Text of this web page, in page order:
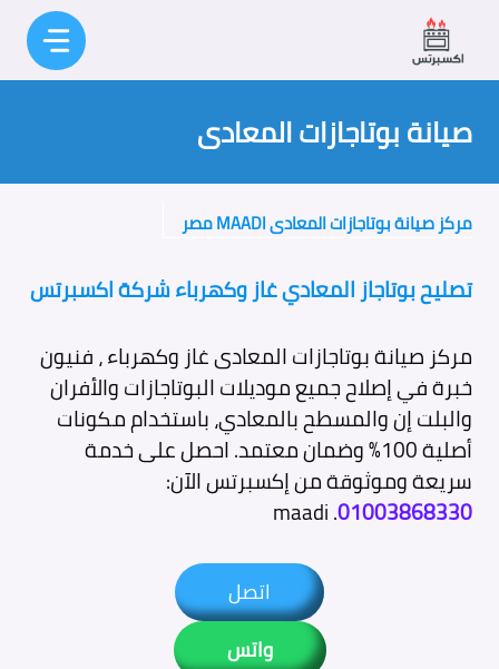
المحتوى
صيانة بوتاجازات المعادى
مركز صيانة بوتاجازات المعادى MAADI مصر
تصليح بوتاجاز المعادي غاز وكهرباء شركة اكسبرتس
مركز صيانة بوتاجازات المعادى غاز وكهرباء ، فنيون
خبرة في إصلاح جميع موديلات البوتاجازات والأفران
والبلت إن والمسطح بالمعادي، باستخدام مكونات
أصلية 100% وضمان معتمد. احصل على خدمة
سريعة وموثوقة من إكسبرتس الآن:
01003868330
. maadi
اتصل
واتس